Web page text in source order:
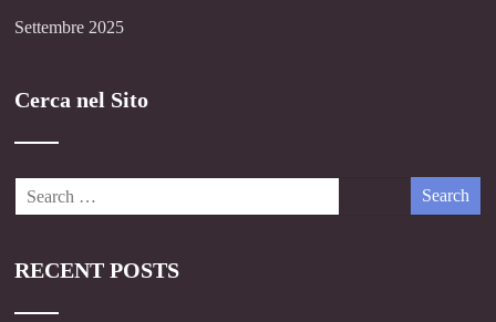
Settembre 2025
Cerca nel Sito
RECENT POSTS